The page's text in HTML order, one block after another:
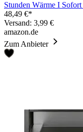
Stunden Wärme I
48,49 €*
Versand: 3,99 €
amazon.de
Zum Anbieter